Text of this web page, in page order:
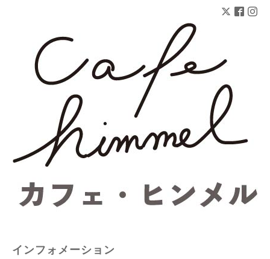
インフォメーション